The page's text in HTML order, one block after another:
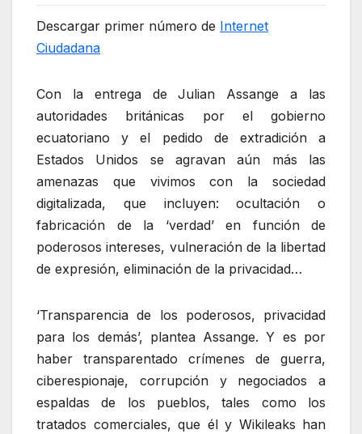
Descargar primer número de Internet
Ciudadana
Con la entrega de Julian Assange a las
autoridades británicas por el gobierno
ecuatoriano y el pedido de extradición a
Estados Unidos se agravan aún más las
amenazas que vivimos con la sociedad
digitalizada, que incluyen: ocultación o
fabricación de la ‘verdad’ en función de
poderosos intereses, vulneración de la libertad
de expresión, eliminación de la privacidad…
‘Transparencia de los poderosos, privacidad
para los demás’, plantea Assange. Y es por
haber transparentado crímenes de guerra,
ciberespionaje, corrupción y negociados a
espaldas de los pueblos, tales como los
tratados comerciales, que él y Wikileaks han